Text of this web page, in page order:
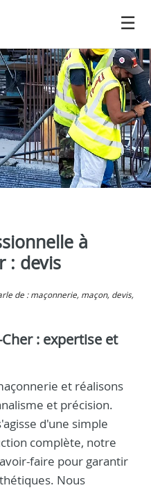
à
: devis
de : maçonnerie, maçon, devis,
: expertise et
et réalisons
et précision.
d'une simple
complète, notre
faire pour garantir
Nous